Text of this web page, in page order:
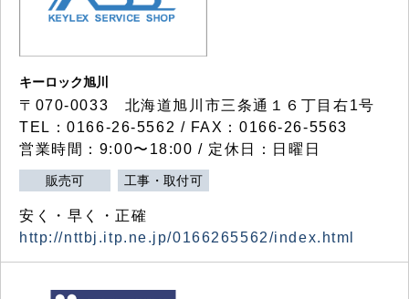
キーロック旭川
〒070-0033 北海道旭川市三条通１６丁目右1号
TEL：0166-26-5562 / FAX：0166-26-5563
営業時間：9:00〜18:00 / 定休日：日曜日
販売可 工事・取付可
安く・早く・正確
http://nttbj.itp.ne.jp/0166265562/index.html